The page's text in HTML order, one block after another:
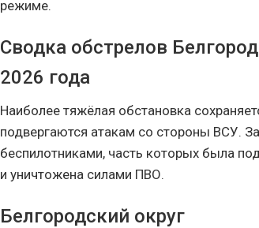
режиме.
Сводка обстрелов
2026 года
Наиболее тяжёлая обстановка
подвергаются атакам со стороны ВСУ.
беспилотниками, часть которых была
и уничтожена силами ПВО.
Белгородский округ